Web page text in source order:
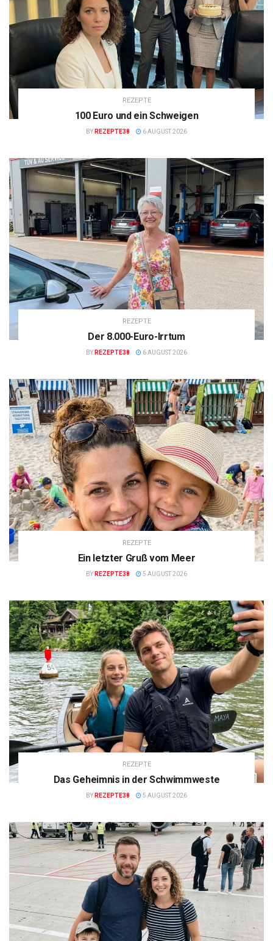
REZEPTE
100 Euro und ein Schweigen
BY REZEPTE38 6 AUGUST 2026
REZEPTE
Der 8.000-Euro-Irrtum
BY REZEPTE38 6 AUGUST 2026
REZEPTE
Ein letzter Gruß vom Meer
BY REZEPTE38 5 AUGUST 2026
REZEPTE
Das Geheimnis in der Schwimmweste
BY REZEPTE38 5 AUGUST 2026